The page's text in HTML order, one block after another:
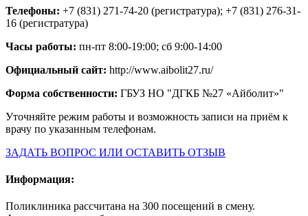
Телефоны: +7 (831) 271-74-20 (регистратура); +7 (831) 276-31-
16 (регистратура)
Часы работы: пн-пт 8:00-19:00; сб 9:00-14:00
Официальный сайт: http://www.aibolit27.ru/
Форма собственности: ГБУЗ НО "ДГКБ №27 «Айболит»"
Уточняйте режим работы и возможность записи на приём к
врачу по указанным телефонам.
ЗАДАТЬ ВОПРОС ИЛИ ОСТАВИТЬ ОТЗЫВ
Информация:
Поликлиника рассчитана на 300 посещений в смену.